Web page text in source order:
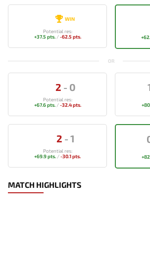
WIN
Potential res:
+37.5 pts./-62.5 pts.
OR
2 - 0
Potential res:
+67.6 pts./-32.4 pts.
2 - 1
Potential res:
+69.9 pts. /-30.1 pts.
MATCH HIGHLIGHTS